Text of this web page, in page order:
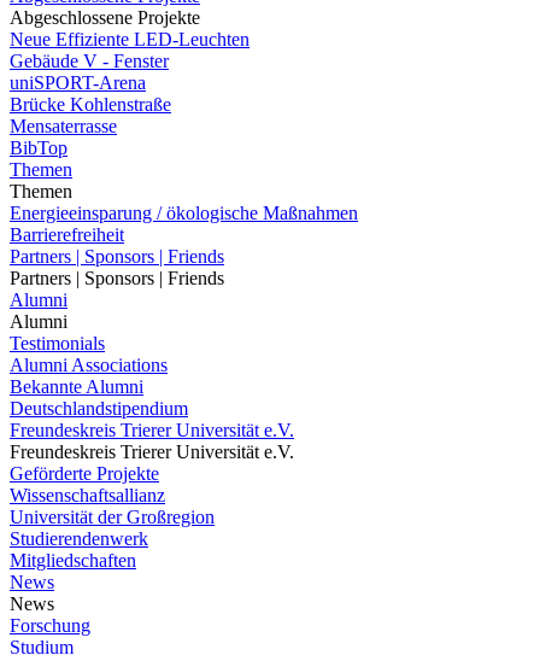
Abgeschlossene Projekte
Neue Effiziente LED-Leuchten
Gebäude V - Fenster
uniSPORT-Arena
Brücke Kohlenstraße
Mensaterrasse
BibTop
Themen
Themen
Energieeinsparung / ökologische Maßnahmen
Barrierefreiheit
Partners | Sponsors | Friends
Partners | Sponsors | Friends
Alumni
Alumni
Testimonials
Alumni Associations
Bekannte Alumni
Deutschlandstipendium
Freundeskreis Trierer Universität e.V.
Freundeskreis Trierer Universität e.V.
Geförderte Projekte
Wissenschaftsallianz
Universität der Großregion
Studierendenwerk
Mitgliedschaften
News
News
Forschung
Studium